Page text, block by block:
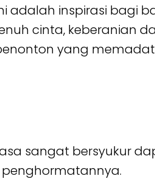
adalah inspirasi bagi
cinta, keberanian
yang
sangat bersyukur